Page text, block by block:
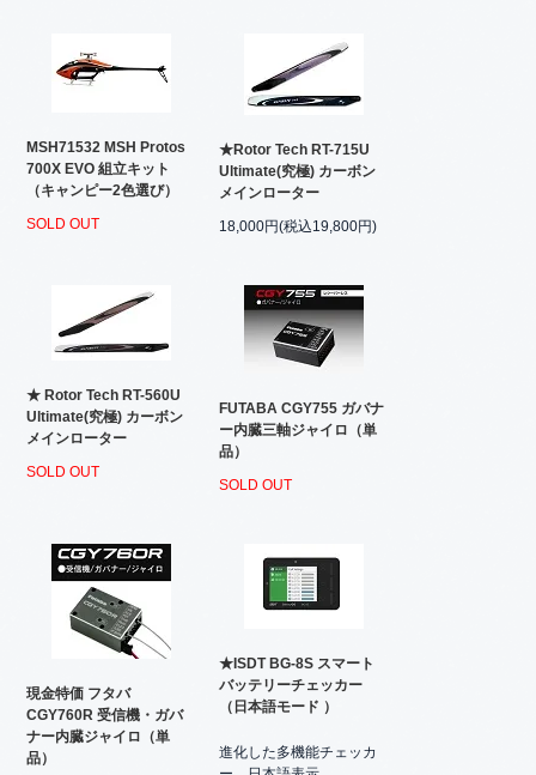
MSH71532 MSH Protos
700X EVO 組立キット
（キャンピー2色選び）
SOLD OUT
★Rotor Tech RT-715U
Ultimate(究極) カーボン
メインローター
18,000円(税込19,800円)
★ Rotor Tech RT-560U
Ultimate(究極) カーボン
メインローター
SOLD OUT
FUTABA CGY755 ガバナ
ー内臓三軸ジャイロ（単
品）
SOLD OUT
現金特価 フタバ
CGY760R 受信機・ガバ
ナー内臓ジャイロ（単
品）
★ISDT BG-8S スマート
バッテリーチェッカー
（日本語モード ）
進化した多機能チェッカ